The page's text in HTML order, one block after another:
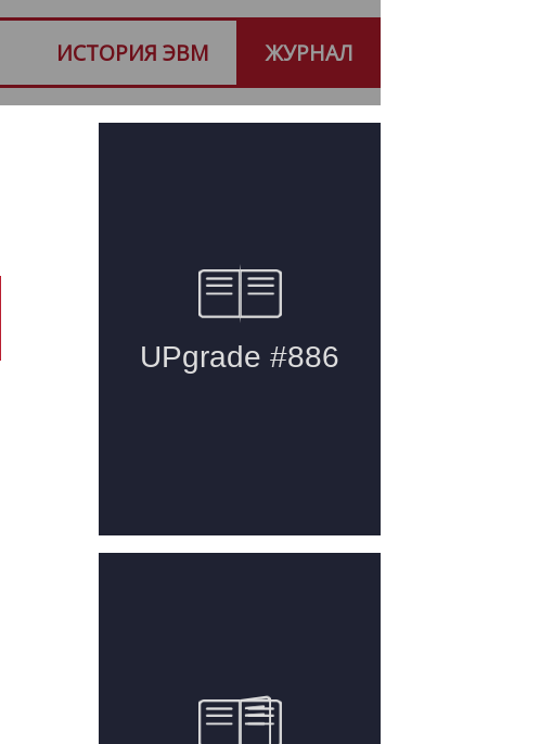
ИСТОРИЯ ЭВМ ЖУРНАЛ